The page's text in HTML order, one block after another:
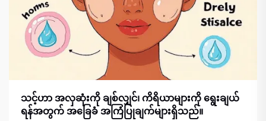
သင့်ဟာ အလှဆုံးကို ချစ်လျှင်၊ ကိရိယာများကို ရွေးချယ်
ရန်အတွက် အခြေခံ အကြံပြုချက်များရှိသည်။